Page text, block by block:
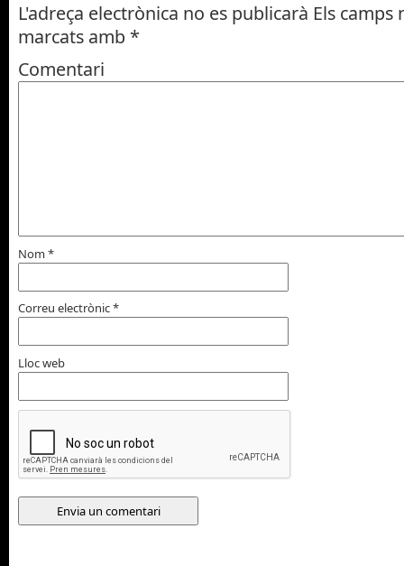
L'adreça electrònica no es publicarà Els camps
marcats amb *
Comentari
Nom *
Correu electrònic*
Lloc web